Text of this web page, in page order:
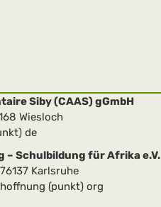
Siby (CAAS) gGmbH
Wiesloch
de
– Schulbildung für Afrika e.V.
Karlsruhe
(punkt) org